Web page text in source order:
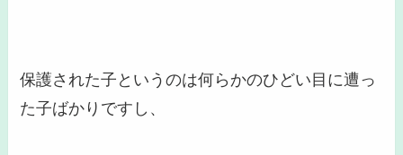
保護された子というのは何らかのひどい目に遭っ
た子ばかりですし、